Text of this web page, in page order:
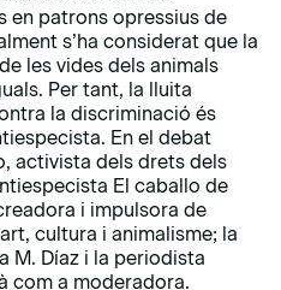
en patrons opressius de
s’ha considerat que la
les vides dels animals
Per tant, la lluita
la discriminació és
En el debat
activista dels drets dels
El caballo de
i impulsora de
cultura i animalisme; la
M. Díaz i la periodista
com a moderadora.